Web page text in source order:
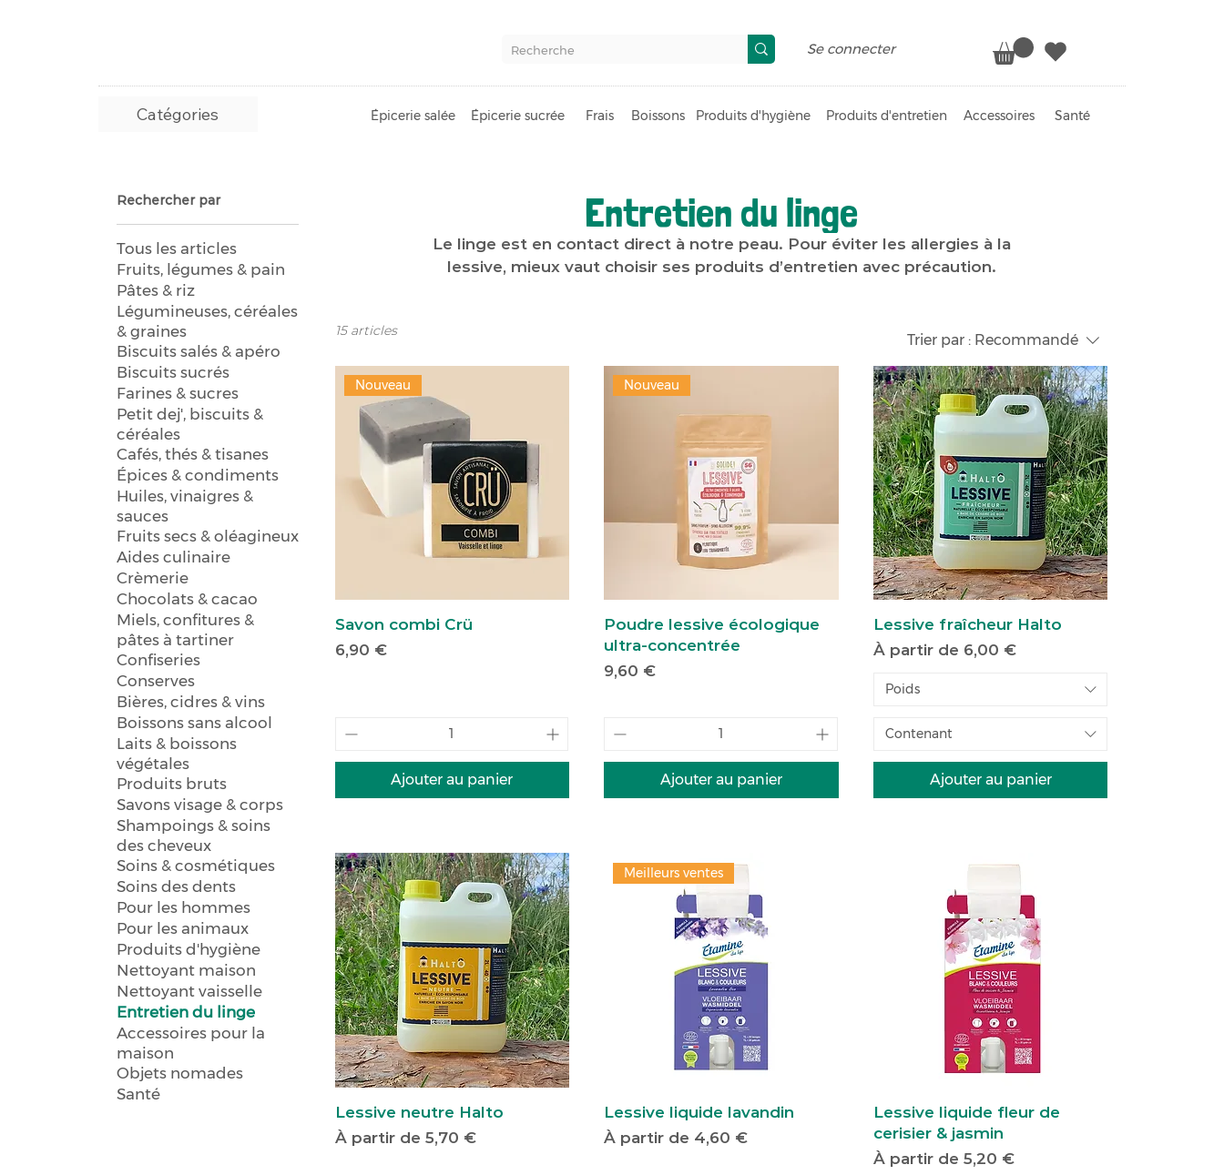
Catégories Épicerie salée Épicerie sucrée Frais Boissons Produits d'hygiène Produits d'entretien Accessoires Santé
Se connecter
Rechercher par
Tous les articles
Fruits, légumes & pain
Pâtes & riz
Légumineuses, céréales
& graines
Biscuits salés & apéro
Biscuits sucrés
Farines & sucres
Petit dej', biscuits &
céréales
Cafés, thés & tisanes
Épices & condiments
Huiles, vinaigres &
sauces
Fruits secs & oléagineux
Aides culinaire
Crèmerie
Chocolats & cacao
Miels, confitures &
pâtes à tartiner
Confiseries
Conserves
Bières, cidres & vins
Boissons sans alcool
Laits & boissons
végétales
Produits bruts
Savons visage & corps
Shampoings & soins
des cheveux
Soins & cosmétiques
Soins des dents
Pour les hommes
Pour les animaux
Produits d'hygiène
Nettoyant maison
Nettoyant vaisselle
Entretien du linge
Accessoires pour la
maison
Objets nomades
Santé
Entretien du linge
Le linge est en contact direct à notre peau. Pour éviter les allergies à la
lessive, mieux vaut choisir ses produits d’entretien avec précaution.
15 articles
Trier par : Recommandé
Nouveau
Savon combi Crü
Prix
6,90 €
Ajouter au panier
Nouveau
Poudre lessive écologique
ultra-concentrée
Prix
9,60 €
Ajouter au panier
Lessive fraîcheur Halto
À partir de 6,00 €
Prix promotionnel
Poids
Contenant
Ajouter au panier
Lessive neutre Halto
À partir de 5,70 €
Prix promotionnel
Meilleurs ventes
Lessive liquide lavandin
À partir de 4,60 €
Prix promotionnel
Lessive liquide fleur de
cerisier & jasmin
À partir de 5,20 €
Prix promotionnel